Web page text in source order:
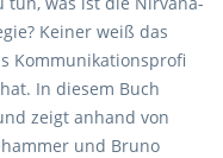
Keiner weiß das
Kommunikationsprofi
In diesem Buch
zeigt anhand von
und Bruno